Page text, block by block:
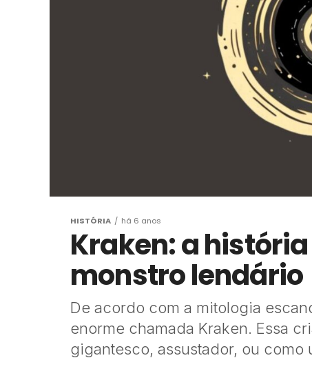
HISTÓRIA há 6 anos
Kraken: a
monstro lendário
De acordo com a mitologia
enorme chamada Kraken. Essa
gigantesco, assustador, ou como